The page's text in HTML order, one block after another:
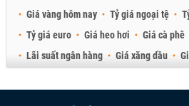
Giá vàng hôm nay Tỷ giá ngoại tệ
Tỷ giá euro
Giá heo hơi Giá cà phê
Lãi suất ngân hàng
Giá xăng dầu